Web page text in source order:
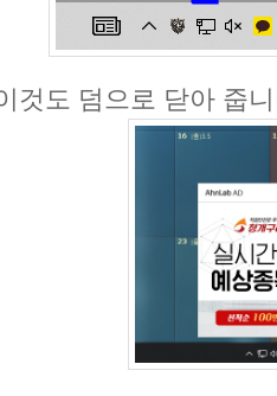
것도 덤으로 닫아 줍